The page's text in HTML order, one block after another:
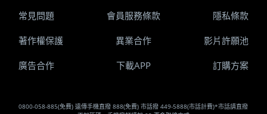
0800-058-885(免費) 遠傳手機直撥 888(免費) 市話撥 449-5888(市話計費)*市話請直撥
常見問題 會員服務條款 隱私條款
著作權保護 異業合作 影片許願池
廣告合作 下載APP 訂購方案